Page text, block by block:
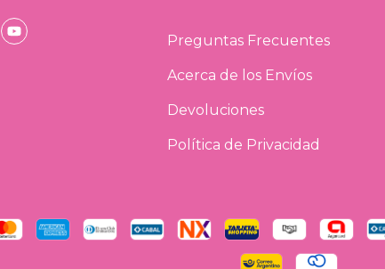
Preguntas Frecuentes
Acerca de los Envíos
Devoluciones
Política de Privacidad